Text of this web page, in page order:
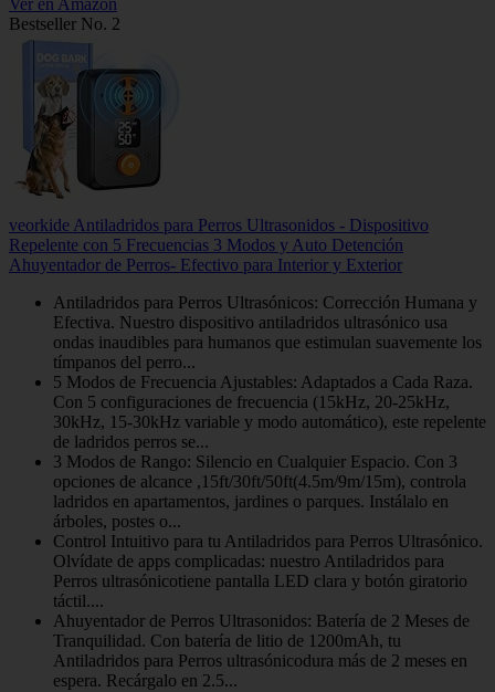
Ver en Amazon
Bestseller No. 2
veorkide Antiladridos para Perros Ultrasonidos - Dispositivo
Repelente con 5 Frecuencias 3 Modos y Auto Detención
Ahuyentador de Perros- Efectivo para Interior y Exterior
Antiladridos para Perros Ultrasónicos: Corrección Humana y
Efectiva. Nuestro dispositivo antiladridos ultrasónico usa
ondas inaudibles para humanos que estimulan suavemente los
tímpanos del perro...
5 Modos de Frecuencia Ajustables: Adaptados a Cada Raza​.
Con 5 configuraciones de frecuencia (15kHz, 20-25kHz,
30kHz, 15-30kHz variable y modo automático), este repelente
de ladridos perros se...
3 Modos de Rango: Silencio en Cualquier Espacio​. Con 3
opciones de alcance ,15ft/30ft/50ft(4.5m/9m/15m), controla
ladridos en apartamentos, jardines o parques. Instálalo en
árboles, postes o...
Control Intuitivo para tu Antiladridos para Perros Ultrasónico.
Olvídate de apps complicadas: nuestro Antiladridos para
Perros ultrasónicotiene pantalla LED clara y botón giratorio
táctil....
Ahuyentador de Perros Ultrasonidos: Batería de 2 Meses de
Tranquilidad. Con batería de litio de 1200mAh, tu
Antiladridos para Perros ultrasónicodura más de 2 meses en
espera. Recárgalo en 2.5...